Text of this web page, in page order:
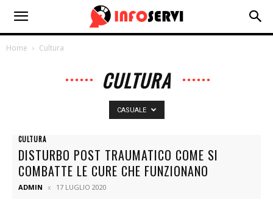
Home Cultura
CULTURA
CASUALE
CULTURA
DISTURBO POST TRAUMATICO COME SI
COMBATTE LE CURE CHE FUNZIONANO
ADMIN 17 LUGLIO 2020